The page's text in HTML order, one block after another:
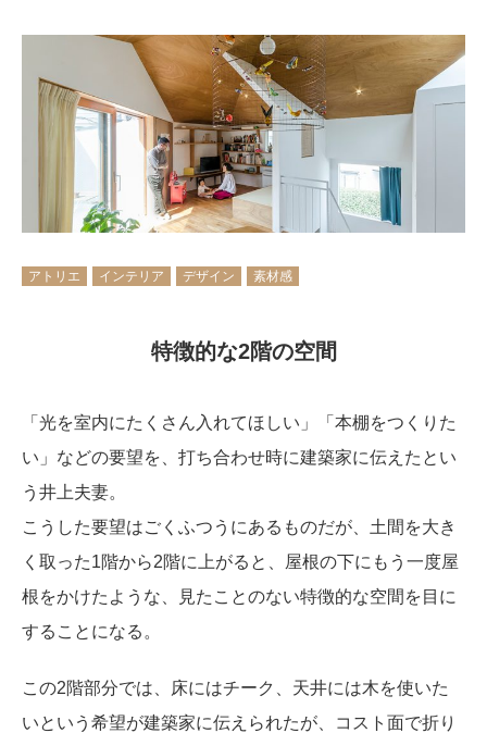
アトリエ インテリア デザイン 素材感
特徴的な2階の空間
「光を室内にたくさん入れてほしい」「本棚をつくりた
い」などの要望を、打ち合わせ時に建築家に伝えたとい
う井上夫妻。
こうした要望はごくふつうにあるものだが、土間を大き
く取った1階から2階に上がると、屋根の下にもう一度屋
根をかけたような、見たことのない特徴的な空間を目に
することになる。
この2階部分では、床にはチーク、天井には木を使いた
いという希望が建築家に伝えられたが、コスト面で折り